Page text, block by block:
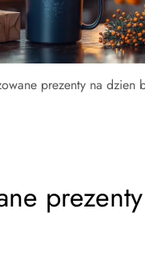
prezenty na dzien